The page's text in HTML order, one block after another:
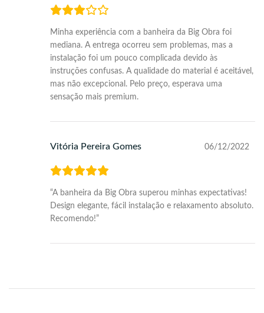
Minha experiência com a banheira da Big Obra foi
mediana. A entrega ocorreu sem problemas, mas a
instalação foi um pouco complicada devido às
instruções confusas. A qualidade do material é aceitável,
mas não excepcional. Pelo preço, esperava uma
sensação mais premium.
Vitória Pereira Gomes 06/12/2022
“A banheira da Big Obra superou minhas expectativas!
Design elegante, fácil instalação e relaxamento absoluto.
Recomendo!”